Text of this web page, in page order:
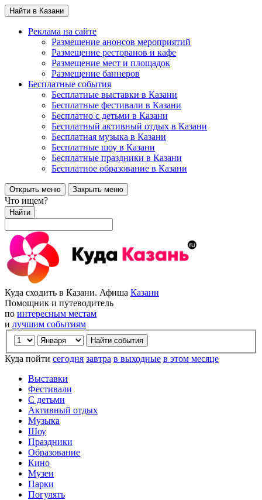
Найти в Казани
Реклама на сайте
Размещение анонсов мероприятий
Размещение ресторанов и кафе
Размещение мест и площадок
Размещение баннеров
Бесплатные события
Бесплатные выставки в Казани
Бесплатные фестивали в Казани
Бесплатно с детьми в Казани
Бесплатный активный отдых в Казани
Бесплатная музыка в Казани
Бесплатные шоу в Казани
Бесплатные праздники в Казани
Бесплатное образование в Казани
Открыть меню Закрыть меню
Что ищем?
Найти
Куда сходить в Казани. Афиша Казани
Помощник и путеводитель
по интересным местам
и лучшим событиям
Куда пойти сегодня завтра в выходные в этом месяце
Выставки
Фестивали
С детьми
Активный отдых
Музыка
Шоу
Праздники
Образование
Кино
Музеи
Парки
Погулять